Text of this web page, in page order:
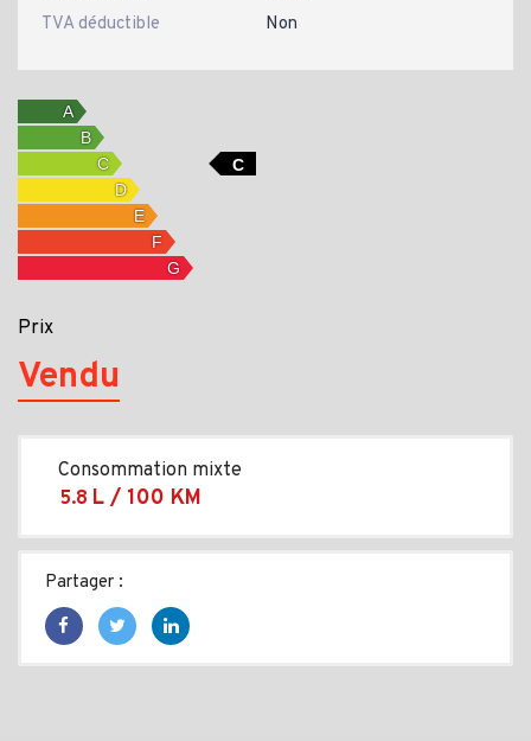
TVA déductible
Non
C
Prix
Vendu
Consommation mixte
5.8 L / 100 KM
Partager :